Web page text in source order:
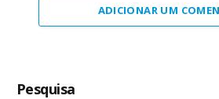
ADICIONAR UM
Pesquisa